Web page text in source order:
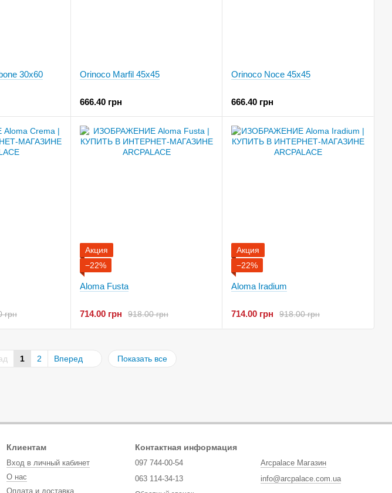
30x60 Orinoco Marfil 45x45
666.40 грн
Orinoco Noce 45x45
666.40 грн
грн
Акция
−22%
Aloma Fusta
918.00 грн
714.00 грн
Акция
−22%
Aloma Iradium
918.00 грн
714.00 грн
1 2 Вперед Показать все
Клиентам
Вход в личный кабинет
О нас
Оплата и доставка
Контактная информация
097 744-00-54
063 114-34-13
Arcpalace Магазин
info@arcpalace.com.ua